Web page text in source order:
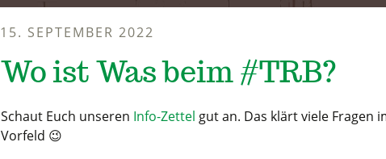
15. SEPTEMBER 2022
Wo ist Was beim #TRB?
Schaut Euch unseren Info-Zettel gut an. Das klärt viele Fragen
Vorfeld 😉